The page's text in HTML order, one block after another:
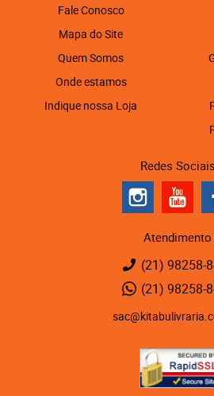
Fale Conosco
Mapa do Site
Quem Somos
Onde estamos
Indique nossa Loja
Redes Sociais
Atendimento
(21) 98258-
(21) 98258-